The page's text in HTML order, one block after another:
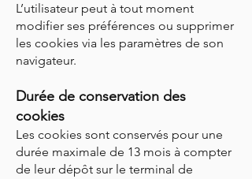
L’utilisateur peut à tout moment
modifier ses préférences ou supprimer
les cookies via les paramètres de son
navigateur.
Durée de conservation des
cookies
Les cookies sont conservés pour une
durée maximale de 13 mois à compter
de leur dépôt sur le terminal de